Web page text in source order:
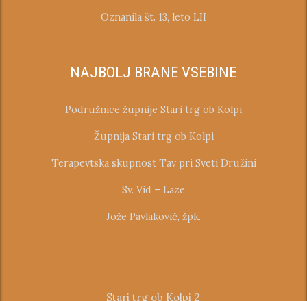
Oznanila št. 13, leto LII
NAJBOLJ BRANE VSEBINE
Podružnice župnije Stari trg ob Kolpi
Župnija Stari trg ob Kolpi
Terapevtska skupnost Tav pri Sveti Družini
Sv. Vid – Laze
Jože Pavlakovič, žpk.
Stari trg ob Kolpi 2